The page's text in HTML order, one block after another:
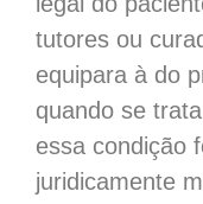
tutores ou
equipara à do
quando se
essa condição
juridicamente